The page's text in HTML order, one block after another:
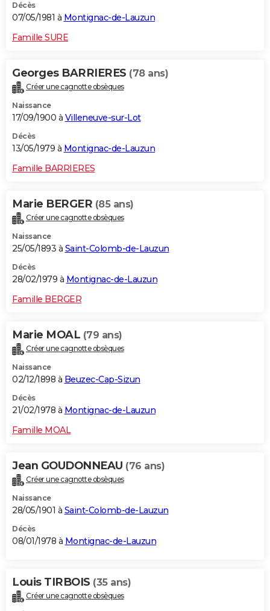
Décès
07/05/1981 à Montignac-de-Lauzun
Famille SURE
Georges BARRIERES (78 ans)
Créer une cagnotte obsèques
Naissance
17/09/1900 à Villeneuve-sur-Lot
Décès
13/05/1979 à Montignac-de-Lauzun
Famille BARRIERES
Marie BERGER (85 ans)
Créer une cagnotte obsèques
Naissance
25/05/1893 à Saint-Colomb-de-Lauzun
Décès
28/02/1979 à Montignac-de-Lauzun
Famille BERGER
Marie MOAL (79 ans)
Créer une cagnotte obsèques
Naissance
02/12/1898 à Beuzec-Cap-Sizun
Décès
21/02/1978 à Montignac-de-Lauzun
Famille MOAL
Jean GOUDONNEAU (76 ans)
Créer une cagnotte obsèques
Naissance
28/05/1901 à Saint-Colomb-de-Lauzun
Décès
08/01/1978 à Montignac-de-Lauzun
Louis TIRBOIS (35 ans)
Créer une cagnotte obsèques